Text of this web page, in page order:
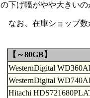
の下げ幅がやや大きいの
なお、在庫ショップ数
【～80GB】
WesternDigital
WesternDigital
Hitachi